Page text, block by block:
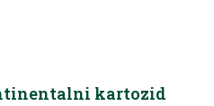
kartozid